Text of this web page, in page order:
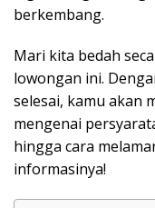
berkembang.
Mari kita bedah
lowongan ini.
selesai, kamu akan
mengenai
hingga cara
informasinya!